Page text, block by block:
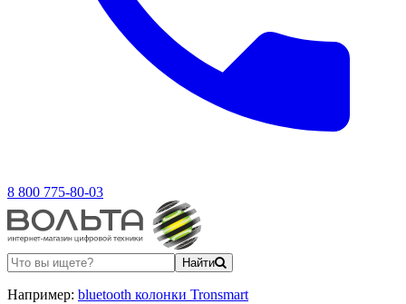
8 800 775-80-03
Найти
Например: bluetooth колонки Tronsmart